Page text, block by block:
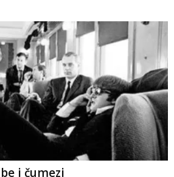
i čumezi